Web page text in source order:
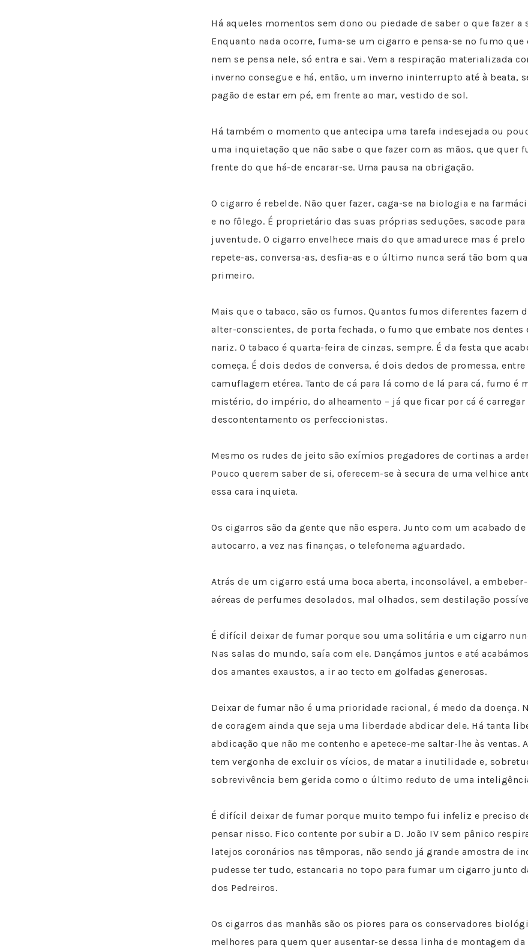
Há aqueles momentos sem dono ou piedade de saber o que fazer a
Enquanto nada ocorre, fuma-se um cigarro e pensa-se no fumo que
nem se pensa nele, só entra e sai. Vem a respiração materializada
inverno consegue e há, então, um inverno ininterrupto até à beata,
pagão de estar em pé, em frente ao mar, vestido de sol.
Há também o momento que antecipa uma tarefa indesejada ou
uma inquietação que não sabe o que fazer com as mãos, que quer
frente do que há-de encarar-se. Uma pausa na obrigação.
O cigarro é rebelde. Não quer fazer, caga-se na biologia e na
e no fôlego. É proprietário das suas próprias seduções, sacode para
juventude. O cigarro envelhece mais do que amadurece mas é prelo
repete-as, conversa-as, desfia-as e o último nunca será tão bom
primeiro.
Mais que o tabaco, são os fumos. Quantos fumos diferentes fazem
alter-conscientes, de porta fechada, o fumo que embate nos dentes
nariz. O tabaco é quarta-feira de cinzas, sempre. É da festa que
começa. É dois dedos de conversa, é dois dedos de promessa,
camuflagem etérea. Tanto de cá para lá como de lá para cá, fumo é
mistério, do império, do alheamento – já que ficar por cá é carregar
descontentamento os perfeccionistas.
Mesmo os rudes de jeito são exímios pregadores de cortinas a
Pouco querem saber de si, oferecem-se à secura de uma velhice
essa cara inquieta.
Os cigarros são da gente que não espera. Junto com um acabado de
autocarro, a vez nas finanças, o telefonema aguardado.
Atrás de um cigarro está uma boca aberta, inconsolável, a
aéreas de perfumes desolados, mal olhados, sem destilação
É difícil deixar de fumar porque sou uma solitária e um cigarro
Nas salas do mundo, saía com ele. Dançámos juntos e até
dos amantes exaustos, a ir ao tecto em golfadas generosas.
Deixar de fumar não é uma prioridade racional, é medo da doença.
de coragem ainda que seja uma liberdade abdicar dele. Há tanta
abdicação que não me contenho e apetece-me saltar-lhe às ventas.
tem vergonha de excluir os vícios, de matar a inutilidade e,
sobrevivência bem gerida como o último reduto de uma
É difícil deixar de fumar porque muito tempo fui infeliz e preciso
pensar nisso. Fico contente por subir a D. João IV sem pânico
latejos coronários nas têmporas, não sendo já grande amostra de
pudesse ter tudo, estancaria no topo para fumar um cigarro junto
dos Pedreiros.
Os cigarros das manhãs são os piores para os conservadores
melhores para quem quer ausentar-se dessa linha de montagem da